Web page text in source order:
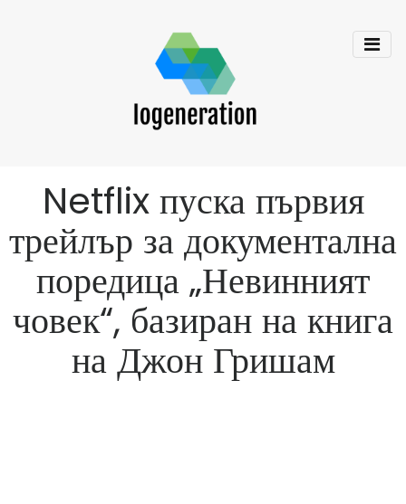
Netflix пуска първия
трейлър за документална
поредица „Невинният
човек“, базиран на книга
на Джон Гришам